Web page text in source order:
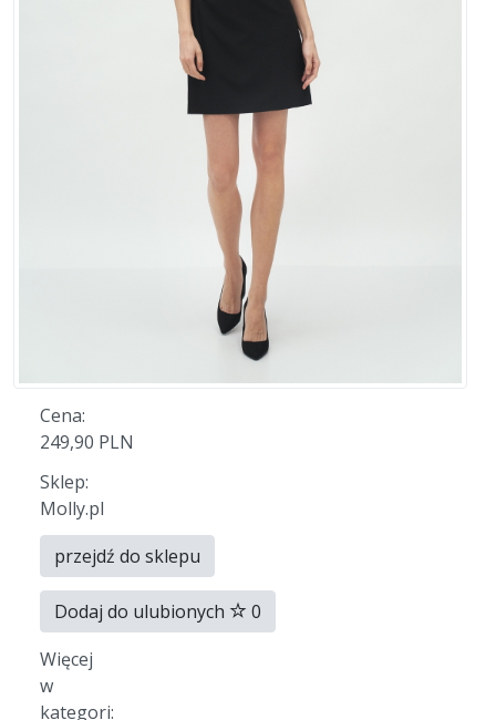
Cena:
249,90 PLN
Sklep:
Molly.pl
przejdź do sklepu
Dodaj do ulubionych
0
Więcej
w
kategori: